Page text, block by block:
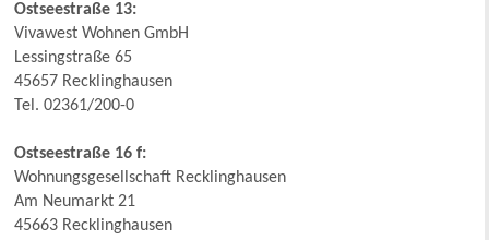
Ostseestraße 13:
Vivawest Wohnen GmbH
Lessingstraße 65
45657 Recklinghausen
Tel. 02361/200-0
Ostseestraße 16 f:
Wohnungsgesellschaft Recklinghausen
Am Neumarkt 21
45663 Recklinghausen